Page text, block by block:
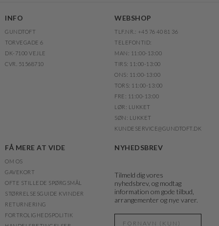
INFO
GUNDTOFT
TORVEGADE 6
DK-7100 VEJLE
CVR. 51568710
WEBSHOP
TLF.NR.: +45 76 40 81 36
TELEFONTID:
MAN: 11:00-13:00
TIRS: 11:00-13:00
ONS: 11:00-13:00
TORS: 11:00-13:00
FRE: 11:00-13:00
LØR: LUKKET
SØN: LUKKET
KUNDESERVICE@GUNDTOFT.DK
FÅ MERE AT VIDE
OM OS
GAVEKORT
OFTE STILLEDE SPØRGSMÅL
STØRRELSESGUIDE KVINDER
RETURNERING
FORTROLIGHEDSPOLITIK
NYHEDSBREV
Tilmeld dig vores
nyhedsbrev, og modtag
information om gode tilbud,
arrangementer og nye varer.